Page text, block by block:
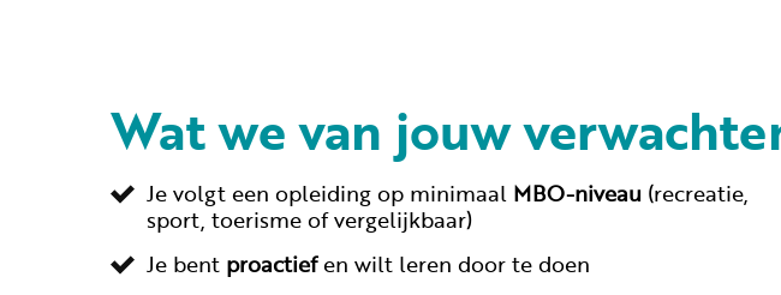
Wat we van jouw
Je volgt een opleiding op minimaal MBO-niveau (recreatie,
sport, toerisme of vergelijkbaar)
Je bent proactiefen wilt leren door te doen